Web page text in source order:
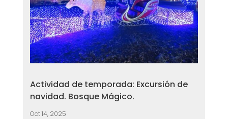
Actividad de temporada: Excursión de
navidad. Bosque Mágico.
Oct 14, 2025